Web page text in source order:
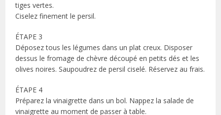
tiges vertes.
Ciselez finement le persil.
ÉTAPE 3
Déposez tous les légumes dans un plat creux. Disposer
dessus le fromage de chèvre découpé en petits dés et les
olives noires. Saupoudrez de persil ciselé. Réservez au frais.
ÉTAPE 4
Préparez la vinaigrette dans un bol. Nappez la salade de
vinaigrette au moment de passer à table.